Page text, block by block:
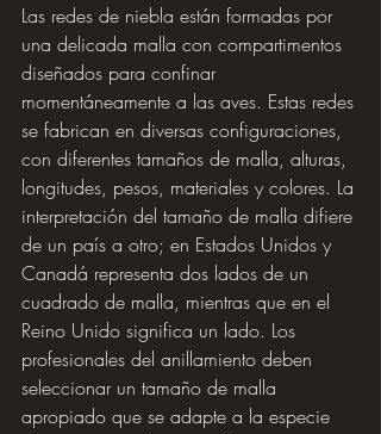
Las redes de niebla están formadas por
una delicada malla con compartimentos
diseñados para confinar
momentáneamente a las aves. Estas redes
se fabrican en diversas configuraciones,
con diferentes tamaños de malla, alturas,
longitudes, pesos, materiales y colores. La
interpretación del tamaño de malla difiere
de un país a otro; en Estados Unidos y
Canadá representa dos lados de un
cuadrado de malla, mientras que en el
Reino Unido significa un lado. Los
profesionales del anillamiento deben
seleccionar un tamaño de malla
apropiado que se adapte a la especie